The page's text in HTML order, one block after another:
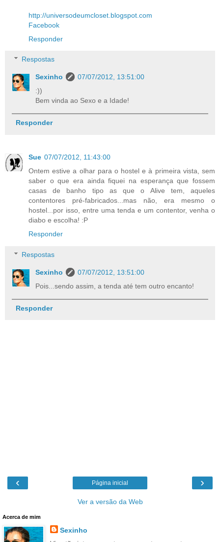
http://universodeumcloset.blogspot.com
Facebook
Responder
Respostas
Sexinho
07/07/2012, 13:51:00
:))
Bem vinda ao Sexo e a Idade!
Responder
Sue 07/07/2012, 11:43:00
Ontem estive a olhar para o hostel e à primeira vista, sem
saber o que era ainda fiquei na esperança que fossem
casas de banho tipo as que o Alive tem, aqueles
contentores pré-fabricados...mas não, era mesmo o
hostel...por isso, entre uma tenda e um contentor, venha o
diabo e escolha! :P
Responder
Respostas
Sexinho
07/07/2012, 13:51:00
Pois...sendo assim, a tenda até tem outro encanto!
Responder
‹ ›
Página inicial
Ver a versão da Web
Acerca de mim
Sexinho